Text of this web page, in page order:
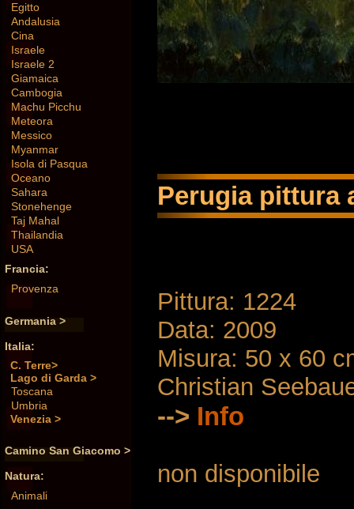
Egitto
Andalusia
Cina
Israele
Israele 2
Giamaica
Cambogia
Machu Picchu
Meteora
Messico
Myanmar
Isola di Pasqua
Oceano
Sahara
Stonehenge
Taj Mahal
Thailandia
USA
Francia:
Provenza
Germania >
Italia:
C. Terre>
Lago di Garda >
Toscana
Umbria
Venezia >
Camino San Giacomo >
Natura:
Animali
Perugia pittura
Pittura: 1224
Data: 2009
Misura: 50 x 60
Christian
--> Info
non disponibile